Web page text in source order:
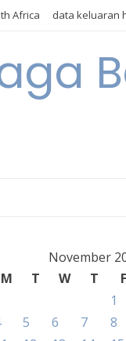
Africa data keluaran
November
M
T W T F
1
5 6 7 8